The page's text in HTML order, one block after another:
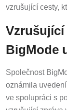
vzrušující cesty,
Vzrušující
BigMode
Společnost
oznámila
ve spolupráci s